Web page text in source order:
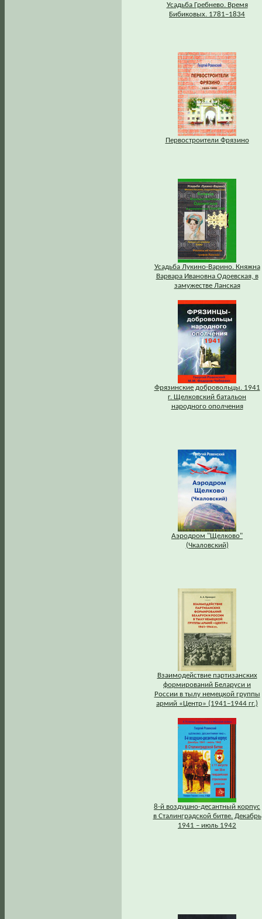
Усадьба Гребнево. Время
Бибиковых. 1781–1834
Первостроители Фрязино
Усадьба Лукино-Варино. Княжна
Варвара Ивановна Одоевская, в
замужестве Ланская
Фрязинские добровольцы. 1941
г. Щелковский батальон
народного ополчения
Аэродром "Щелково"
(Чкаловский)
Взаимодействие партизанских
формирований Беларуси и
России в тылу немецкой группы
армий «Центр» (1941–1944 гг.)
8-й воздушно-десантный корпус
в Сталинградской битве. Декабрь
1941 – июль 1942